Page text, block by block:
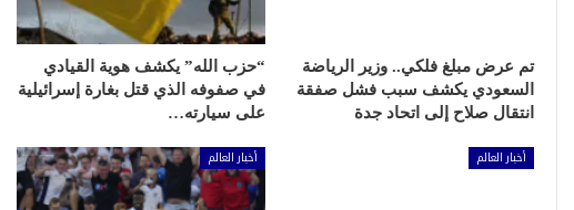
تم عرض مبلغ فلكي.. وزير الرياضة
السعودي يكشف سبب فشل صفقة
انتقال صلاح إلى اتحاد جدة
“حزب الله” يكشف هوية القيادي
في صفوفه الذي قتل بغارة إسرائيلية
على سيارته…
أخبار العالم أخبار العالم